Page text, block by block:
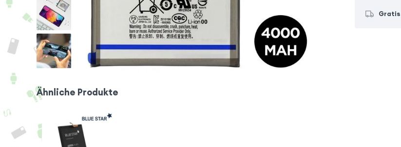
Ähnliche Produkte
Gratis